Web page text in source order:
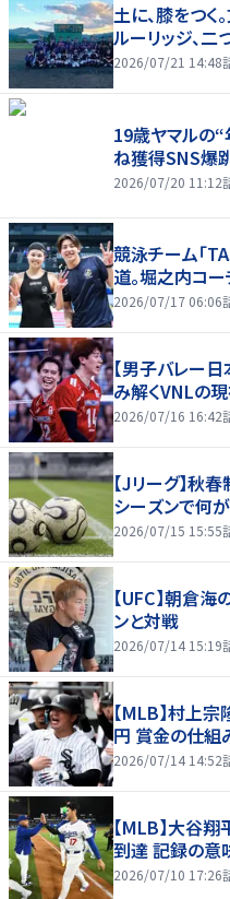
土に、膝をつく
ルーリッジ、二
2026/07/21 14:48
19歳ヤマルの
ね獲得SNS爆
2026/07/20 11:12
競泳チーム「
道。堀之内コ
2026/07/17 06:06
【男子バレー
み解くVNLの
2026/07/16 16:42
【Jリーグ】秋
シーズンで何
2026/07/15 15:55
【UFC】朝倉
ンと対戦
2026/07/14 15:19
【MLB】村上
円 賞金の仕組
2026/07/14 14:52
【MLB】大谷
到達 記録の意
2026/07/10 17:26